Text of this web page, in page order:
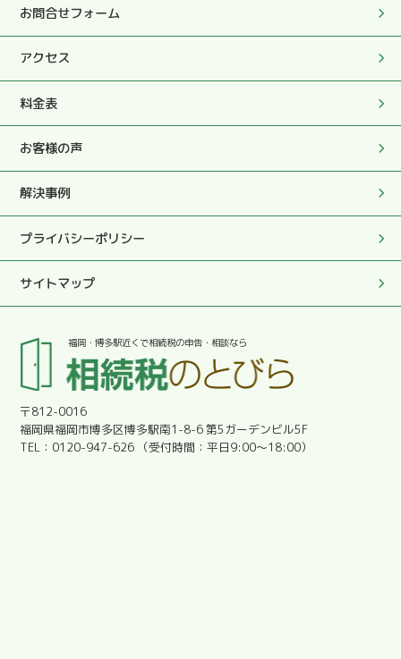
今後ともよろしくお願い致します。
柔和な人柄、顧客の身に立った助言、適時適切指示を頂
2025.05.27
この度は大変お世話になりました。
2025.05.27
とても優しく丁寧に対応していただきとても助かりまし
た。感謝です。
2025.05.27
明朗会計であった。
福岡・博多駅近くで相続税の申告・相談なら
〒812-0016
福岡県福岡市博多区博多駅南1-8-6 第5ガーデンビル5F
0120-947-626
平日9:00～18:00
お問合せフォーム
アクセス
料金表
お客様の声
解決事例
プライバシーポリシー
サイトマップ